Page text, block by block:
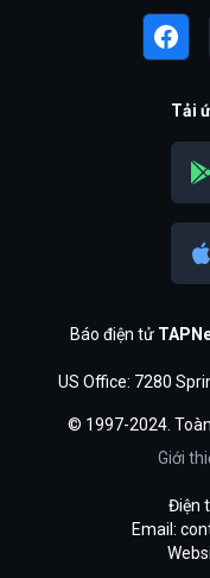
Tải
Báo điện tử
US Office: 7280
© 1997-2024.
Giới
Điện
Email: